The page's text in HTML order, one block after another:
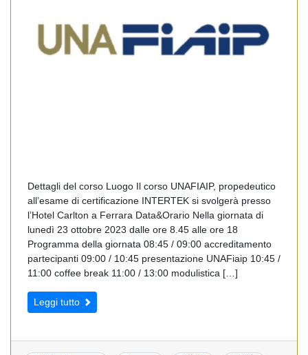
Dettagli del corso Luogo Il corso UNAFIAIP, propedeutico
all’esame di certificazione INTERTEK si svolgerà presso
l’Hotel Carlton a Ferrara Data&Orario Nella giornata di
lunedì 23 ottobre 2023 dalle ore 8.45 alle ore 18
Programma della giornata 08:45 / 09:00 accreditamento
partecipanti 09:00 / 10:45 presentazione UNAFiaip 10:45 /
11:00 coffee break 11:00 / 13:00 modulistica […]
Leggi tutto